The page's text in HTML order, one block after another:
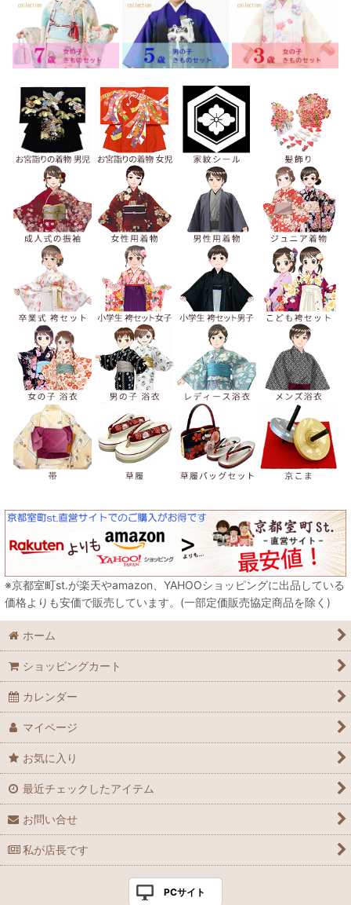
※京都室町st.が楽天やamazon、YAHOOショッピングに出品している
価格よりも安価で販売しています。(一部定価販売協定商品を除く)
ホーム
ショッピングカート
カレンダー
マイページ
お気に入り
最近チェックしたアイテム
お問い合せ
私が店長です
PCサイト